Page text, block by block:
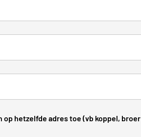
hetzelfde adres toe (vb koppel, broer